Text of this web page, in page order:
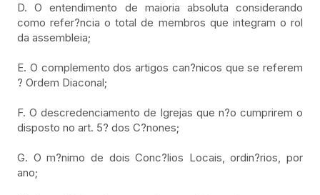
D. O entendimento de maioria absoluta considerando
como refer?ncia o total de membros que integram o rol
da assembleia;
E. O complemento dos artigos can?nicos que se referem
? Ordem Diaconal;
F. O descredenciamento de Igrejas que n?o cumprirem o
disposto no art. 5? dos C?nones;
G. O m?nimo de dois Conc?lios Locais, ordin?rios, por
ano;